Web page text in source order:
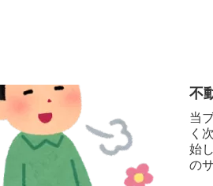
不
当
く
始
の